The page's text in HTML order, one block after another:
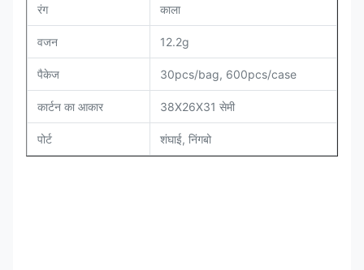
रंग काला
वजन 12.2g
पैकेज 30pcs/bag, 600pcs/case
कार्टन का आकार 38X26X31 सेमी
पोर्ट शंघाई, निंगबो